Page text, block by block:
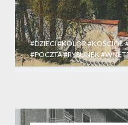
#DZIECI#KOLOR#KOŚCIÓŁ
#POCZTA#RYSUNEK